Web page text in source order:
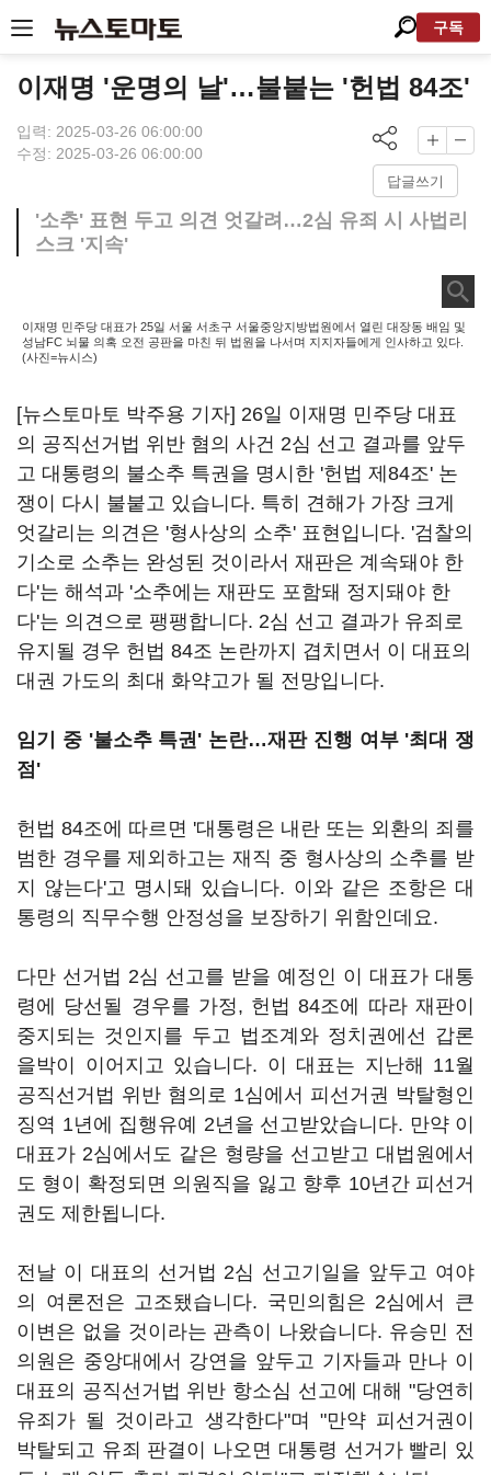
구독
이재명 '운명의 날'…불붙는 '헌법 84조'
입력: 2025-03-26 06:00:00
수정: 2025-03-26 06:00:00
답글쓰기
'소추' 표현 두고 의견 엇갈려…2심 유죄 시 사법리
스크 '지속'
이재명 민주당 대표가 25일 서울 서초구 서울중앙지방법원에서 열린 대장동 배임 및
성남FC 뇌물 의혹 오전 공판을 마친 뒤 법원을 나서며 지지자들에게 인사하고 있다.
(사진=뉴시스)
[뉴스토마토 박주용 기자] 26일 이재명 민주당 대표
의 공직선거법 위반 혐의 사건 2심 선고 결과를 앞두
고 대통령의 불소추 특권을 명시한 '헌법 제84조' 논
쟁이 다시 불붙고 있습니다. 특히 견해가 가장 크게
엇갈리는 의견은 '형사상의 소추' 표현입니다. '검찰의
기소로 소추는 완성된 것이라서 재판은 계속돼야 한
다'는 해석과 '소추에는 재판도 포함돼 정지돼야 한
다'는 의견으로 팽팽합니다. 2심 선고 결과가 유죄로
유지될 경우 헌법 84조 논란까지 겹치면서 이 대표의
대권 가도의 최대 화약고가 될 전망입니다.
임기 중 '불소추 특권' 논란…재판 진행 여부 '최대 쟁
점'
헌법 84조에 따르면 '대통령은 내란 또는 외환의 죄를
범한 경우를 제외하고는 재직 중 형사상의 소추를 받
지 않는다'고 명시돼 있습니다. 이와 같은 조항은 대
통령의 직무수행 안정성을 보장하기 위함인데요.
다만 선거법 2심 선고를 받을 예정인 이 대표가 대통
령에 당선될 경우를 가정, 헌법 84조에 따라 재판이
중지되는 것인지를 두고 법조계와 정치권에선 갑론
을박이 이어지고 있습니다. 이 대표는 지난해 11월
공직선거법 위반 혐의로 1심에서 피선거권 박탈형인
징역 1년에 집행유예 2년을 선고받았습니다. 만약 이
대표가 2심에서도 같은 형량을 선고받고 대법원에서
도 형이 확정되면 의원직을 잃고 향후 10년간 피선거
권도 제한됩니다.
전날 이 대표의 선거법 2심 선고기일을 앞두고 여야
의 여론전은 고조됐습니다. 국민의힘은 2심에서 큰
이변은 없을 것이라는 관측이 나왔습니다. 유승민 전
의원은 중앙대에서 강연을 앞두고 기자들과 만나 이
대표의 공직선거법 위반 항소심 선고에 대해 "당연히
유죄가 될 것이라고 생각한다"며 "만약 피선거권이
박탈되고 유죄 판결이 나오면 대통령 선거가 빨리 있